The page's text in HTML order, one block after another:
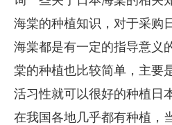
海棠的种植知识，对于采购
海棠都是有一定的指导意义
棠的种植也比较简单，主要
活习性就可以很好的种植日
在我国各地几乎都有种植，